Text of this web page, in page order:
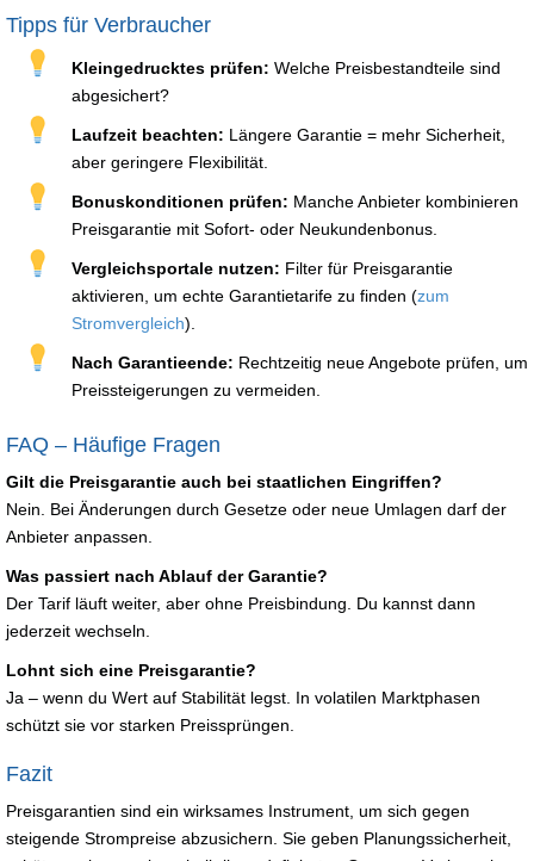
Tipps für Verbraucher
Kleingedrucktes prüfen: Welche Preisbestandteile sind
abgesichert?
Laufzeit beachten: Längere Garantie = mehr Sicherheit,
aber geringere Flexibilität.
Bonuskonditionen prüfen: Manche Anbieter kombinieren
Preisgarantie mit Sofort- oder Neukundenbonus.
Vergleichsportale nutzen: Filter für Preisgarantie
aktivieren, um echte Garantietarife zu finden (zum
Stromvergleich).
Nach Garantieende: Rechtzeitig neue Angebote prüfen, um
Preissteigerungen zu vermeiden.
FAQ – Häufige Fragen
Gilt die Preisgarantie auch bei staatlichen Eingriffen?
Nein. Bei Änderungen durch Gesetze oder neue Umlagen darf der
Anbieter anpassen.
Was passiert nach Ablauf der Garantie?
Der Tarif läuft weiter, aber ohne Preisbindung. Du kannst dann
jederzeit wechseln.
Lohnt sich eine Preisgarantie?
Ja – wenn du Wert auf Stabilität legst. In volatilen Marktphasen
schützt sie vor starken Preissprüngen.
Fazit
Preisgarantien sind ein wirksames Instrument, um sich gegen
steigende Strompreise abzusichern. Sie geben Planungssicherheit,